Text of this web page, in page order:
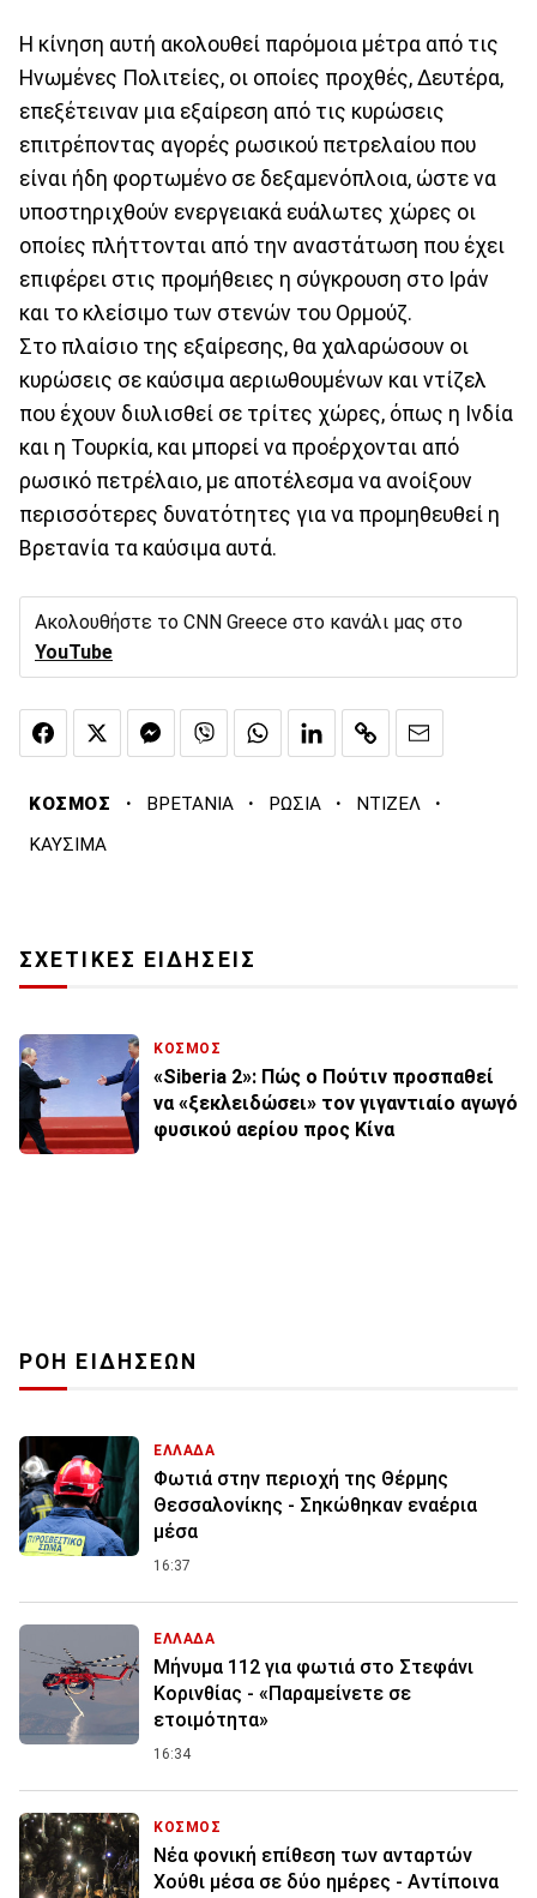
Η κίνηση αυτή ακολουθεί παρόμοια μέτρα από τις
Ηνωμένες Πολιτείες, οι οποίες προχθές, Δευτέρα,
επεξέτειναν μια εξαίρεση από τις κυρώσεις
επιτρέποντας αγορές ρωσικού πετρελαίου που
είναι ήδη φορτωμένο σε δεξαμενόπλοια, ώστε να
υποστηριχθούν ενεργειακά ευάλωτες χώρες οι
οποίες πλήττονται από την αναστάτωση που έχει
επιφέρει στις προμήθειες η σύγκρουση στο Ιράν
και το κλείσιμο των στενών του Ορμούζ.
Στο πλαίσιο της εξαίρεσης, θα χαλαρώσουν οι
κυρώσεις σε καύσιμα αεριωθουμένων και ντίζελ
που έχουν διυλισθεί σε τρίτες χώρες, όπως η Ινδία
και η Τουρκία, και μπορεί να προέρχονται από
ρωσικό πετρέλαιο, με αποτέλεσμα να ανοίξουν
περισσότερες δυνατότητες για να προμηθευθεί η
Βρετανία τα καύσιμα αυτά.
Ακολουθήστε το CNN Greece στο κανάλι μας στο
YouTube
ΚΟΣΜΟΣ · ΒΡΕΤΑΝΙΑ · ΡΩΣΙΑ · ΝΤΙΖΕΛ ·
ΚΑΥΣΙΜΑ
ΣΧΕΤΙΚΕΣ ΕΙΔΗΣΕΙΣ
ΚΟΣΜΟΣ
«Siberia 2»: Πώς ο Πούτιν προσπαθεί
να «ξεκλειδώσει» τον γιγαντιαίο αγωγό
φυσικού αερίου προς Κίνα
ΡΟΗ ΕΙΔΗΣΕΩΝ
ΕΛΛΑΔΑ
Φωτιά στην περιοχή της Θέρμης
Θεσσαλονίκης - Σηκώθηκαν εναέρια
μέσα
16:37
ΕΛΛΑΔΑ
Μήνυμα 112 για φωτιά στο Στεφάνι
Κορινθίας - «Παραμείνετε σε
ετοιμότητα»
16:34
ΚΟΣΜΟΣ
Νέα φονική επίθεση των ανταρτών
Χούθι μέσα σε δύο ημέρες - Αντίποινα